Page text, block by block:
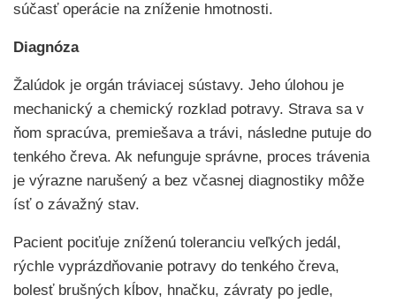
súčasť operácie na zníženie hmotnosti.
Diagnóza
Žalúdok je orgán tráviacej sústavy. Jeho úlohou je
mechanický a chemický rozklad potravy. Strava sa v
ňom spracúva, premiešava a trávi, následne putuje do
tenkého čreva. Ak nefunguje správne, proces trávenia
je výrazne narušený a bez včasnej diagnostiky môže
ísť o závažný stav.
Pacient pociťuje zníženú toleranciu veľkých jedál,
rýchle vyprázdňovanie potravy do tenkého čreva,
bolesť brušných kĺbov, hnačku, závraty po jedle,